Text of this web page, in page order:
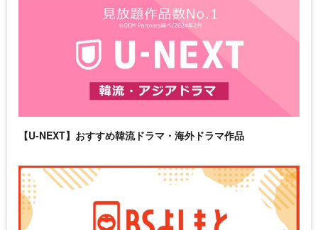
【U-NEXT】おすすめ韓流ドラマ・海外ドラマ作品